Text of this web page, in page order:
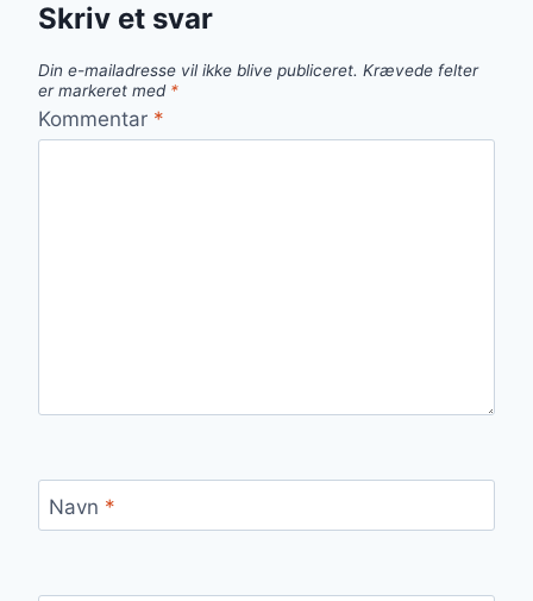
Skriv et svar
Din e-mailadresse vil ikke blive publiceret. Krævede felter
er markeret med *
Kommentar *
Navn *